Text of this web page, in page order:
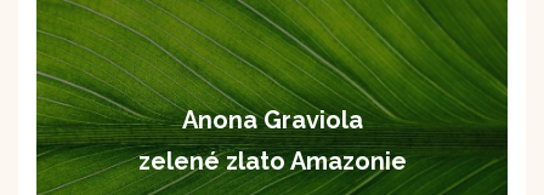
Anona Graviola
zelené zlato Amazonie